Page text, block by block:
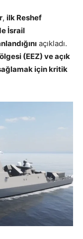
, ilk Reshef
İsrail
açıkladı.
(EEZ) ve açık
için kritik